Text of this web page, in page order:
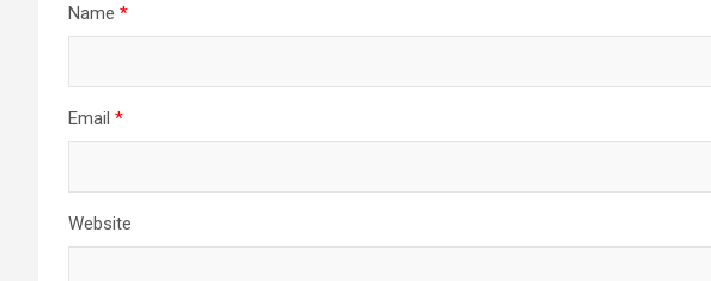
Name *
Email *
Website